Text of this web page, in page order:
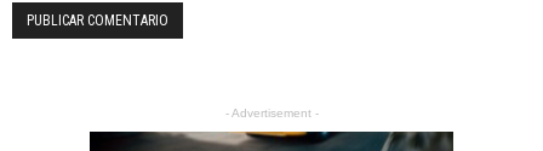
- Advertisement -